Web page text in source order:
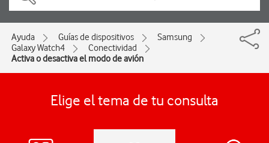
Ayuda Guías de dispositivos
Samsung
Galaxy Watch4
Conectividad
Activa o desactiva el modo de avión
Elige el tema de tu consulta